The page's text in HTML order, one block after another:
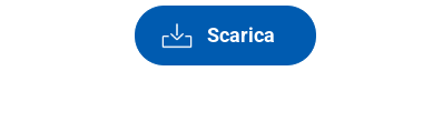
Scarica